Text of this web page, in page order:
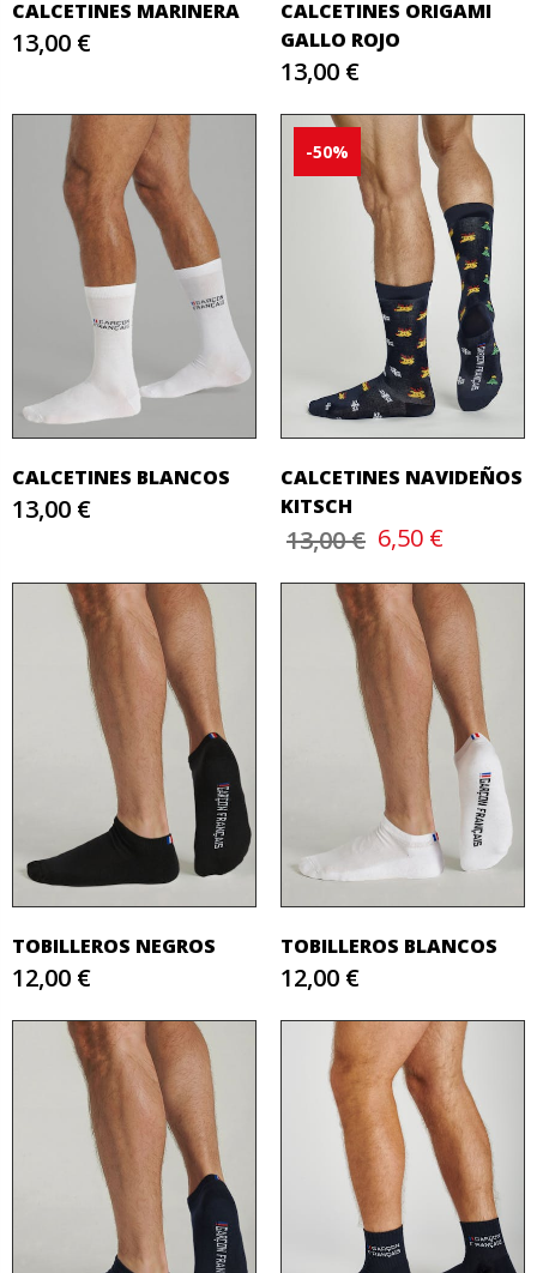
CALCETINES MARINERA
13,00 €
CALCETINES ORIGAMI
GALLO ROJO
13,00 €
CALCETINES BLANCOS
13,00 €
-50%
CALCETINES NAVIDEÑOS
KITSCH
13,00 € 6,50 €
TOBILLEROS NEGROS
12,00 €
TOBILLEROS BLANCOS
12,00 €